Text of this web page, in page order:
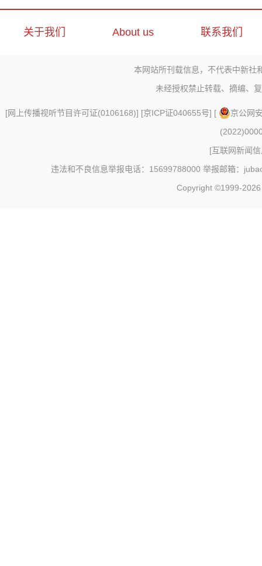
关于我们 About us 联系我们
本网站所刊载信息，不代表中新社
未经授权禁止转载、摘编、
[网上传播视听节目许可证(0106168)] [京ICP证040655号] [
京公网
[互联网新闻
违法和不良信息举报电话：15699788000 举报邮箱：
Copyright ©1999-